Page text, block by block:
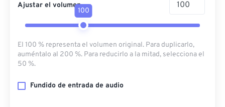
Ajustar el volumen
100
El 100 % representa el volumen original. Para duplicarlo,
auméntalo al 200 %. Para reducirlo a la mitad, selecciona el
50 %.
Fundido de entrada de audio